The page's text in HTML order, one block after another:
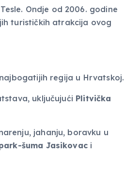
Ondje od 2006. godine
turističkih atrakcija ovog
regija u Hrvatskoj.
uključujući Plitvička
jahanju, boravku u
šuma Jasikovaci